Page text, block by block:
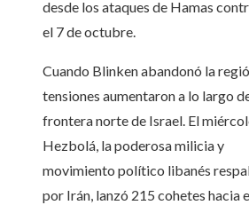
desde los ataques de Hamas
el 7 de octubre.
Cuando Blinken abandonó la
tensiones aumentaron a lo largo
frontera norte de Israel. El
Hezbolá, la poderosa milicia y
movimiento político libanés
por Irán, lanzó 215 cohetes hacia